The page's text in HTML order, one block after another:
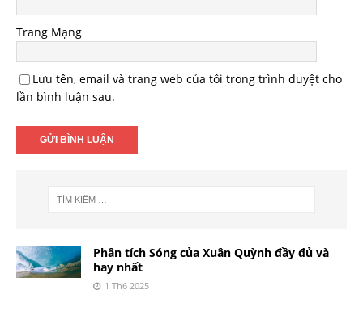
Trang Mạng
Lưu tên, email và trang web của tôi trong trình duyệt cho
lần bình luận sau.
Phân tích Sóng của Xuân Quỳnh đầy đủ và
hay nhất
1 Th6 2025